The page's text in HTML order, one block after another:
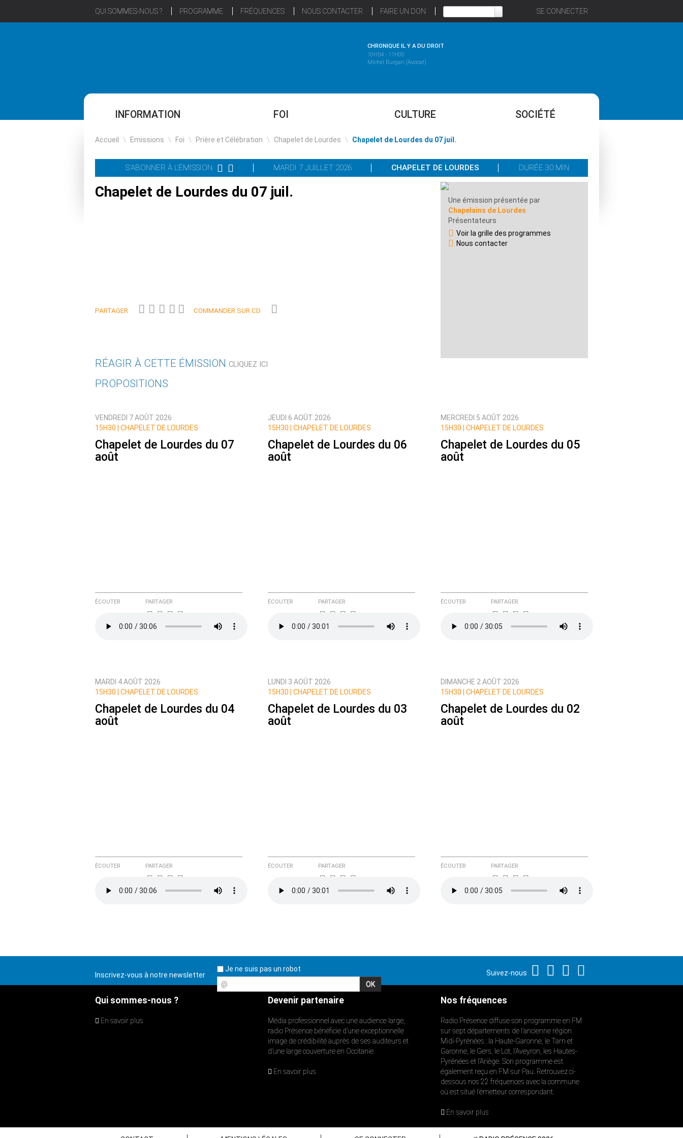
QUI SOMMES-NOUS ? PROGRAMME FRÉQUENCES NOUS CONTACTER FAIRE UN DON SE CONNECTER
CHRONIQUE IL Y A DU DROIT
10H54 - 11H00
Michel Burgan (Avocat)
INFORMATION FOI CULTURE SOCIÉTÉ
Accueil \ Emissions \ Foi \ Prière et Célébration \ Chapelet de Lourdes \ Chapelet de Lourdes du 07 juil.
S'ABONNER À L'ÉMISSION MARDI 7 JUILLET 2026 CHAPELET DE LOURDES DURÉE 30 MIN
Chapelet de Lourdes du 07 juil.
PARTAGER COMMANDER SUR CD
Une émission présentée par
Chapelains de Lourdes
Présentateurs
Voir la grille des programmes
Nous contacter
RÉAGIR À CETTE ÉMISSION CLIQUEZ ICI
Nom
Prévenez-moi de tous les nouveaux commentaires de cette discussion par email
PROPOSITIONS
VENDREDI 7 AOÛT 2026
15H30 |
CHAPELET DE LOURDES
Chapelet de Lourdes du 07
août
ÉCOUTER PARTAGER
JEUDI 6 AOÛT 2026
15H30 |
CHAPELET DE LOURDES
Chapelet de Lourdes du 06
août
ÉCOUTER PARTAGER
MERCREDI 5 AOÛT 2026
15H30 |
CHAPELET DE LOURDES
Chapelet de Lourdes du 05
août
ÉCOUTER PARTAGER
MARDI 4 AOÛT 2026
15H30 |
CHAPELET DE LOURDES
Chapelet de Lourdes du 04
août
ÉCOUTER PARTAGER
LUNDI 3 AOÛT 2026
15H30 |
CHAPELET DE LOURDES
Chapelet de Lourdes du 03
août
ÉCOUTER PARTAGER
DIMANCHE 2 AOÛT 2026
15H30 |
CHAPELET DE LOURDES
Chapelet de Lourdes du 02
août
ÉCOUTER PARTAGER
Inscrivez-vous à notre newsletter
Je ne suis pas un robot
@
Suivez-nous
Qui sommes-nous ?
En savoir plus
Devenir partenaire
Média professionnel avec une audience large,
radio Présence bénéficie d’une exceptionnelle
image de crédibilité auprès de ses auditeurs et
d’une large couverture en Occitanie.
En savoir plus
Nos fréquences
Radio Présence diffuse son programme en FM
sur sept départements de l’ancienne région
Midi-Pyrénées : la Haute-Garonne, le Tarn et
Garonne, le Gers, le Lot, l’Aveyron, les Hautes-
Pyrénées et l’Ariège. Son programme est
également reçu en FM sur Pau. Retrouvez ci-
dessous nos 22 fréquences avec la commune
où est situé l’émetteur correspondant.
En savoir plus